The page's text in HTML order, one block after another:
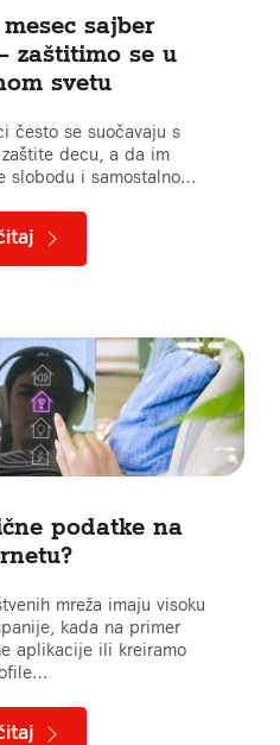
sajber
zaštitimo se u
svetu
često se suočavaju s
zaštite decu, a da im
slobodu i samostalno…
podatke na
mreža imaju visoku
kada na primer
aplikacije ili kreiramo